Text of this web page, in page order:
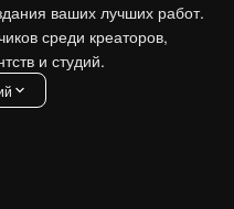
ваших лучших работ.
среди креаторов,
и студий.